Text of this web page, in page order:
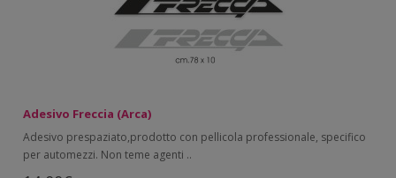
Adesivo Freccia (Arca)
Adesivo prespaziato,prodotto con pellicola professionale, specifico
per automezzi. Non teme agenti ..